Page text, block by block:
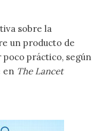
sobre la
un producto de
práctico, según
en The Lancet